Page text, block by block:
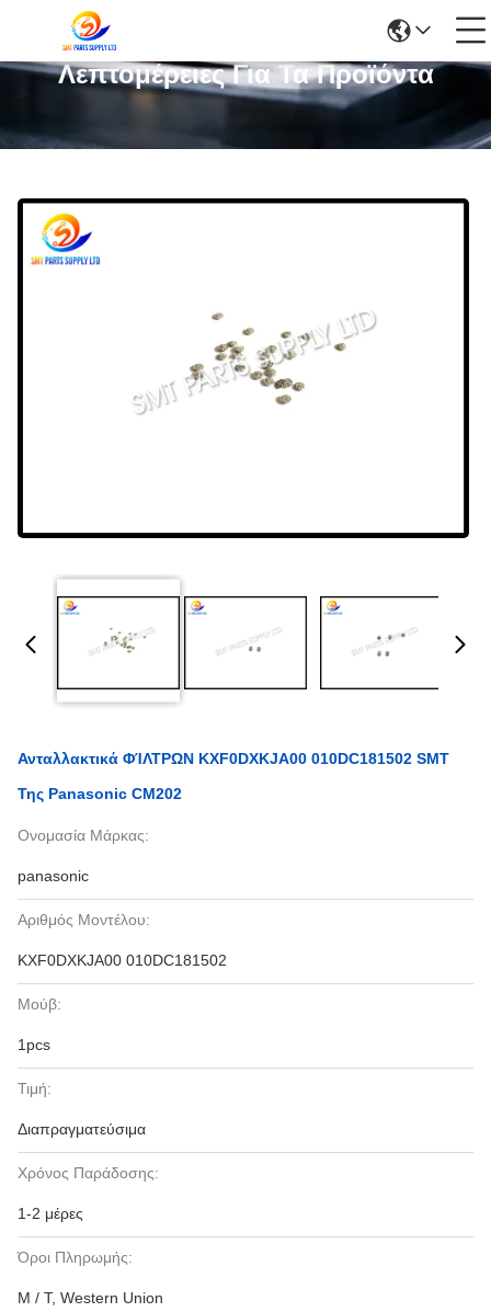
Λεπτομέρειες Για Τα Προϊόντα
Ανταλλακτικά ΦΊΛΤΡΩΝ KXF0DXKJA00 010DC181502 SMT
Της Panasonic CM202
Ονομασία Μάρκας:
panasonic
Αριθμός Μοντέλου:
KXF0DXKJA00 010DC181502
Μούβ:
1pcs
Τιμή:
Διαπραγματεύσιμα
Χρόνος Παράδοσης:
1-2 μέρες
Όροι Πληρωμής:
Μ / Τ, Western Union